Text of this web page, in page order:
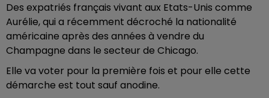
Des expatriés français vivant aux Etats-Unis comme
Aurélie, qui a récemment décroché la nationalité
américaine après des années à vendre du
Champagne dans le secteur de Chicago.
Elle va voter pour la première fois et pour elle cette
démarche est tout sauf anodine.